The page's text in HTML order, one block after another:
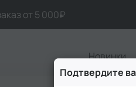
от 5 000₽
Новинки
Подтвердите